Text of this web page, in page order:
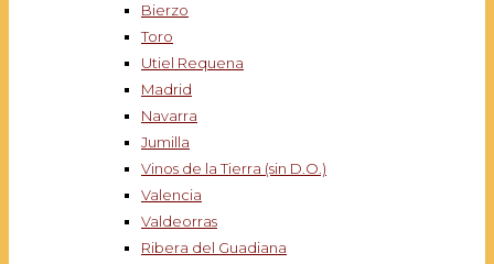
Bierzo
Toro
Utiel Requena
Madrid
Navarra
Jumilla
Vinos de la Tierra (sin D.O.)
Valencia
Valdeorras
Ribera del Guadiana